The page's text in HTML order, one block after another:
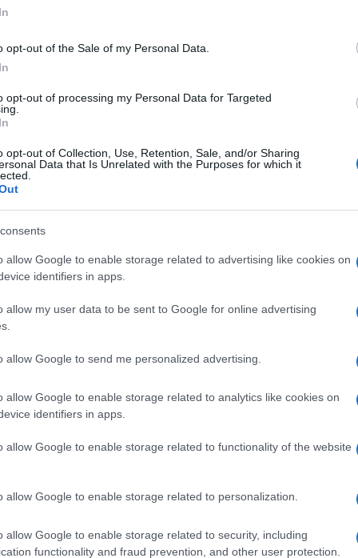
opt-out of the Sale of my Personal Data.
opt-out of processing my Personal Data for Targeted
opt-out of Collection, Use, Retention, Sale, and/or Sharing
Data that Is Unrelated with the Purposes for which it
allow Google to enable storage related to advertising like cookies on
identifiers in apps.
allow my user data to be sent to Google for online advertising
allow Google to send me personalized advertising.
allow Google to enable storage related to analytics like cookies on
identifiers in apps.
allow Google to enable storage related to functionality of the website
allow Google to enable storage related to personalization.
allow Google to enable storage related to security, including
functionality and fraud prevention, and other user protection.
si stavano finalmente ritirando,
l’attenzione al riscaldamento globale e
agli oceani e alla terra stessa; minacce
a dover confrontare, o a subire le
nel discorso pubblico inerente al
Porritt, all’epoca presidente
che la Thatcher “ha fatto più di
le cause ambientaliste nell’agenda
realista e con una forte enfasi sulla
a a quella parte di popolazione
ambientalisti.
ad una sostenitrice imperterrita del
come un’eroinagreen. Dopotutto, le
tipo di argomentazioni all’elettorato – in
mondo occidentale.
le immenseesternalità negativeche
climatico. Il termine si riferisce ai costi
beni e servizi che ricadono su